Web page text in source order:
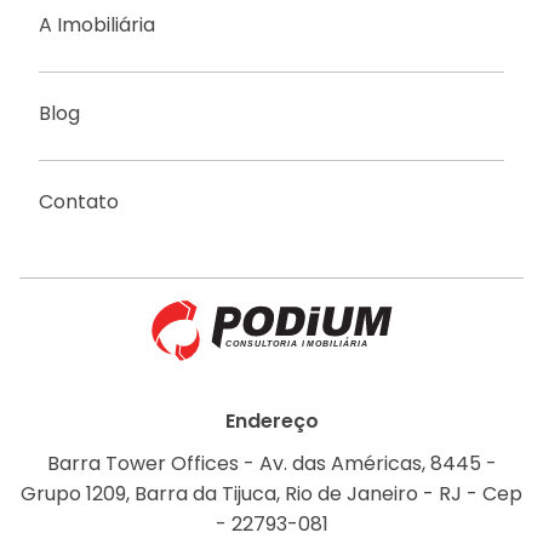
A Imobiliária
Blog
Contato
Endereço
Barra Tower Offices - Av. das Américas, 8445 -
Grupo 1209, Barra da Tijuca, Rio de Janeiro - RJ - Cep
- 22793-081